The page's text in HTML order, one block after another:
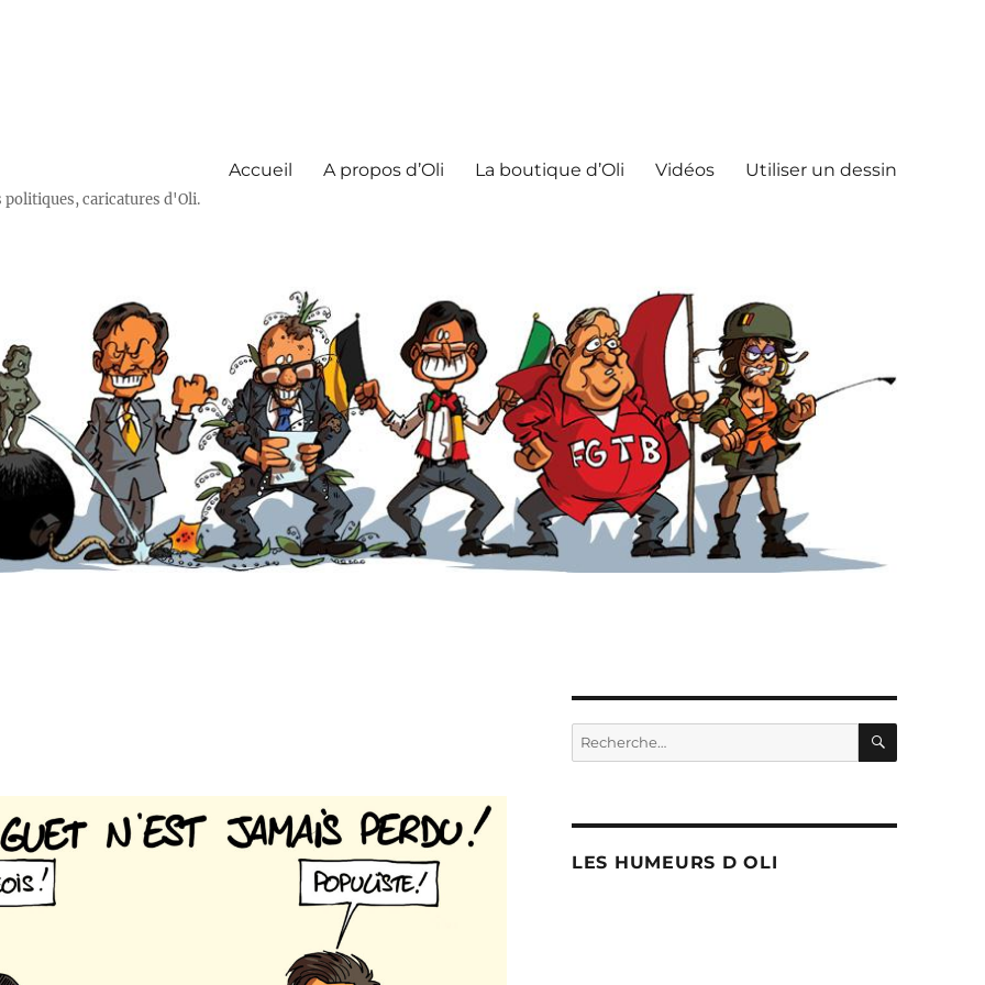
caricatures d'Oli.
Accueil A propos d’Oli La boutique d’Oli Vidéos Utiliser un dessin
Recherche
pour :
LES HUMEURS D OLI